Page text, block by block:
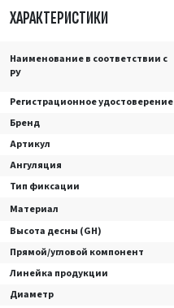
ХАРАКТЕРИСТИКИ
Наименование в соответствии с
РУ
Регистрационное удостоверение
Бренд
Артикул
Ангуляция
Тип фиксации
Материал
Высота десны (GH)
Прямой/угловой компонент
Линейка продукции
Диаметр